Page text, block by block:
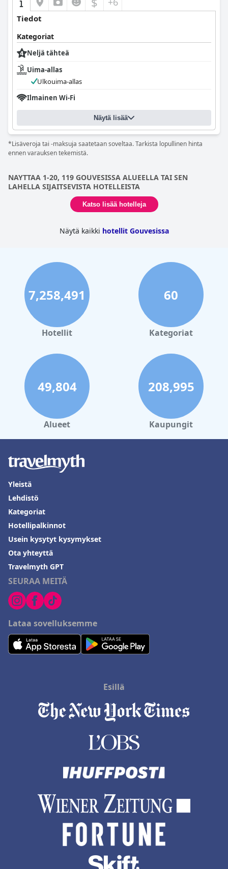
Tiedot
Kategoriat
Neljä tähteä
Uima-allas
Ulkouima-allas
Ilmainen Wi-Fi
Näytä lisää
*Lisäveroja tai -maksuja saatetaan soveltaa. Tarkista lopullinen hinta
ennen varauksen tekemistä.
NAYTTAA 1-20, 119 GOUVESISSA ALUEELLA TAI SEN
LAHELLA SIJAITSEVISTA HOTELLEISTA
Katso lisää hotelleja
Näytä kaikki hotellit Gouvesissa
7,258,491
Hotellit
60
Kategoriat
49,804
Alueet
208,995
Kaupungit
SEURAA MEITÄ
Lataa sovelluksemme
Yleistä
Lehdistö
Kategoriat
Hotellipalkinnot
Usein kysytyt kysymykset
Ota yhteyttä
Travelmyth GPT
Esillä